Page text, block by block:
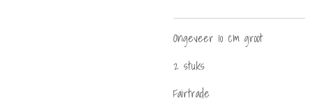
Ongeveer 10 cm groot
2 stuks
Fairtrade